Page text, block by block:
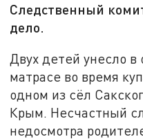
Следственный
дело.
Двух детей унесло в
матрасе во время
одном из сёл
Крым. Несчастный
недосмотра